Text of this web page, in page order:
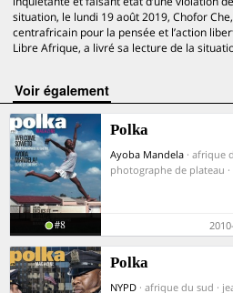
situation, le lundi 19 août 2019, Chofor
centrafricain pour la pensée et l’action
Libre Afrique, a livré sa lecture de la
voir également
Polka
Ayoba Mandela · afrique
photographe de plateau
#8
Polka
NYPD · afrique du sud ·